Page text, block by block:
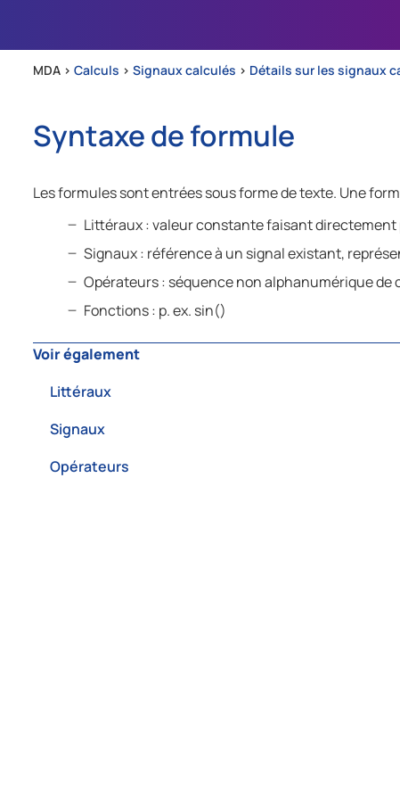
MDA > Calculs > Signaux calculés > Détails sur les signaux
Syntaxe de formule
Les formules sont entrées sous forme de texte. Une
Littéraux : valeur constante faisant directement
Signaux : référence à un signal existant,
Opérateurs : séquence non alphanumérique
Fonctions : p. ex. sin()
Voir également
Littéraux
Signaux
Opérateurs